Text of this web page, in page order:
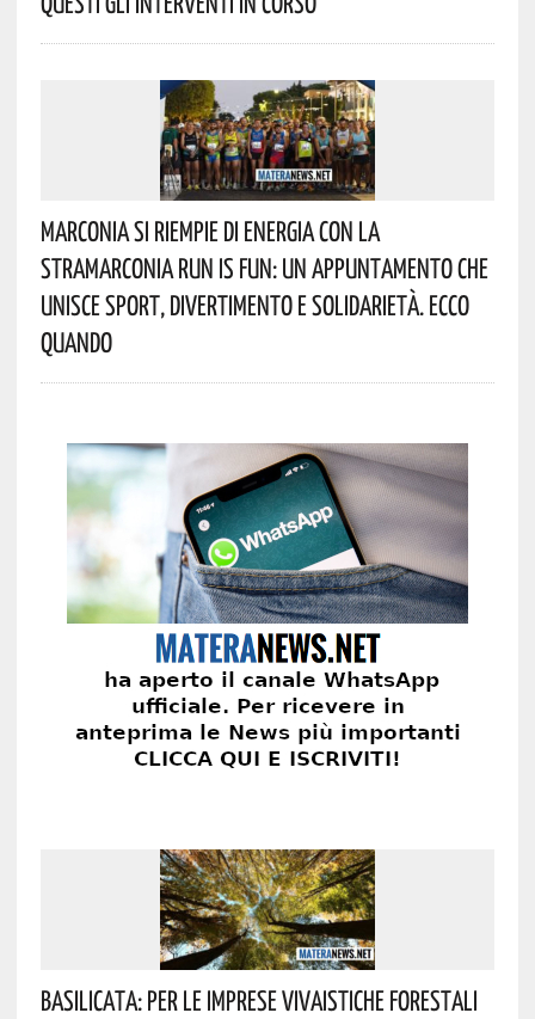
Marconia Si Riempie Di Energia Con La
StraMarconia Run Is Fun: Un Appuntamento Che
Unisce Sport, Divertimento E Solidarietà. Ecco
Quando
Basilicata: Per Le Imprese Vivaistiche Forestali